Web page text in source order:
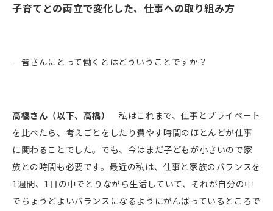
子育てとの両立で変化した、 仕事への取り組み方
―皆さんにとって働くとはどういうことですか？
高橋さん（以下、高橋）私はこれまで、仕事とプライベート
を比べたら、考えごとをしたり費やす時間のほとんどが仕事
に関わることでした。でも、今はまだ子どもが小さいので家
族との時間も必要です。最近の私は、仕事と家族のバランスを
1週間、1日の中でとりながら生活していて、それが自分の中
でちょうどよいバランスになるようにがんばっているところで